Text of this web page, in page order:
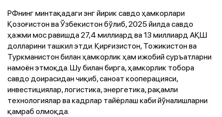
РФнинг минтақадаги энг йирик савдо ҳамкорлари
Қозоғистон ва Ўзбекистон бўлиб, 2025 йилда савдо
ҳажми мос равишда 27,4 миллиард ва 13 миллиард АҚШ
долларини ташкил этди. Қирғизистон, Тожикистон ва
Туркманистон билан ҳамкорлик ҳам ижобий суръатларни
намоён этмоқда. Шу билан бирга, ҳамкорлик тобора
савдо доирасидан чиқиб, саноат кооперацияси,
инвестициялар, логистика, энергетика, рақамли
технологиялар ва кадрлар тайёрлаш каби йўналишларни
қамраб олмоқда.